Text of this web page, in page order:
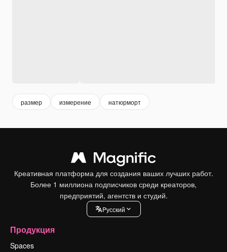
размер измерение натюрморт
Креативная платформа для создания ваших лучших работ.
Более 1 миллиона подписчиков среди креаторов,
предприятий, агентств и студий.
Pусский
Продукция
Spaces